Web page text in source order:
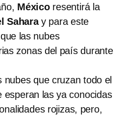
Méxicoresentirá la
Saharay para este
las nubes
zonas del país durante
nubes que cruzan todo el
esperan las ya conocidas
rojizas, pero,